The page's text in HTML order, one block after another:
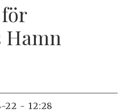
Hamn
22 - 12:28